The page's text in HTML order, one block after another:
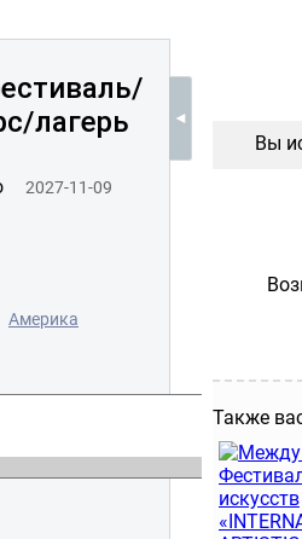
лагерь
Америка
Вы
Также